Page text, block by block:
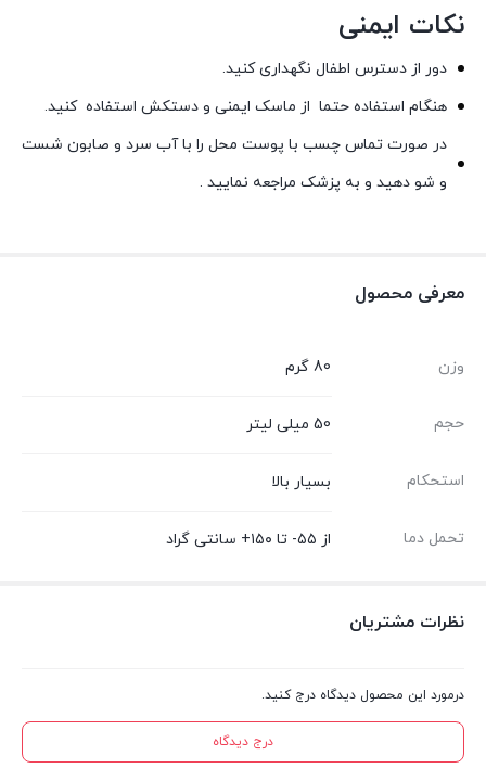
نکات ایمنی
دور از دسترس اطفال نگهداری کنید.
هنگام استفاده حتما از ماسک ایمنی و دستکش استفاده کنید.
در صورت تماس چسب با پوست محل را با آب سرد و صابون شست
و شو دهید و به پزشک مراجعه نمایید .
معرفی محصول
وزن 80 گرم
حجم 50 میلی لیتر
استحکام بسیار بالا
تحمل دما از ۵۵- تا ۱۵۰+ سانتی گراد
نظرات مشتریان
درمورد این محصول دیدگاه درج کنید.
درج دیدگاه